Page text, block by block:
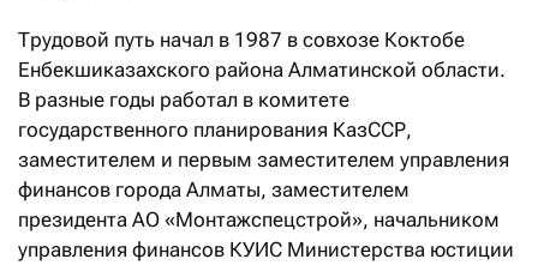
Трудовой путь начал в 1987 в совхозе Коктобе
Енбекшиказахского района Алматинской области.
В разные годы работал в комитете
государственного планирования КазССР,
заместителем и первым заместителем управления
финансов города Алматы, заместителем
президента АО «Монтажспецстрой», начальником
управления финансов КУИС Министерства юстиции